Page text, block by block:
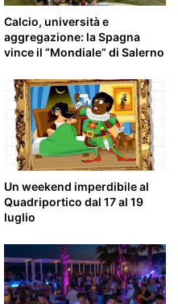
Calcio, università e
aggregazione: la Spagna
vince il “Mondiale” di Salerno
Un weekend imperdibile al
Quadriportico dal 17 al 19
luglio